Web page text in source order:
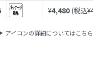
¥4,480 (税込¥
アイコンの詳細についてはこちら